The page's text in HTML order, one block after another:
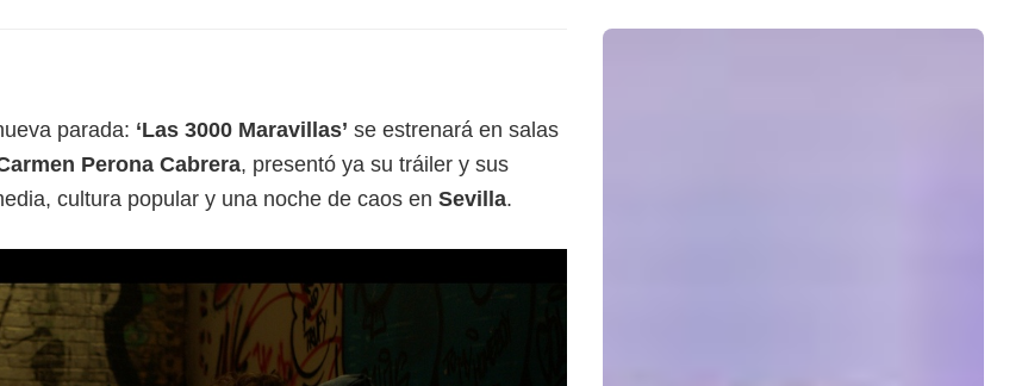
parada: ‘Las 3000 Maravillas’ se estrenará en salas
Perona Cabrera, presentó ya su tráiler y sus
cultura popular y una noche de caos en Sevilla.